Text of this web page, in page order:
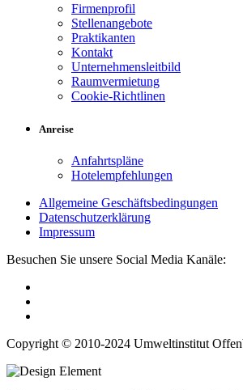
Firmenprofil
Stellenangebote
Praktikanten
Kontakt
Unternehmensleitbild
Raumvermietung
Cookie-Richtlinen
Anreise
Anfahrtspläne
Hotelempfehlungen
Allgemeine Geschäftsbedingungen
Datenschutzerklärung
Impressum
Besuchen Sie unsere Social Media Kanäle:
Copyright © 2010-2024 Umweltinstitut